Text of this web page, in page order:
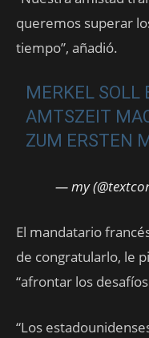
queremos superar
tiempo”, añadió.
MERKEL SOLL
AMTSZEIT
ZUM ERSTEN
— my
El mandatario
de congratularlo, le
“afrontar los
“Los